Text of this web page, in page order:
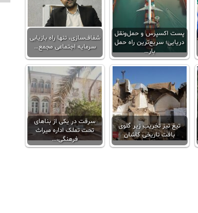
پست اکسپرس و حمل‌ونقل
دریایی؛ سریع‌ترین راه حمل
بار…
شفاف‌سازی، تنها راه بازیابی
سرمایه اجتماعی مجمع…
تیغ تیز تخریب زیر گلوی
بافت تاریخی کاشان
سرقت در یکی از بناهای
تحت تملک اداره میراث
فرهنگی،…